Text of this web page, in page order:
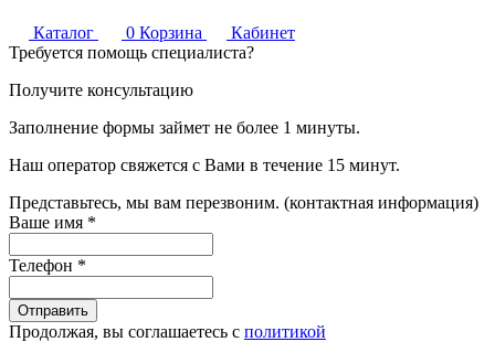
Каталог 0 Корзина
Кабинет
Требуется помощь специалиста?
Получите консультацию
Заполнение формы займет не более 1 минуты.
Наш оператор свяжется с Вами в течение 15 минут.
Представьтесь, мы вам перезвоним. (контактная информация)
Ваше имя *
Телефон *
Продолжая, вы соглашаетесь с политикой